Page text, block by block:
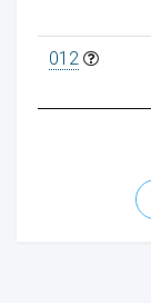
012